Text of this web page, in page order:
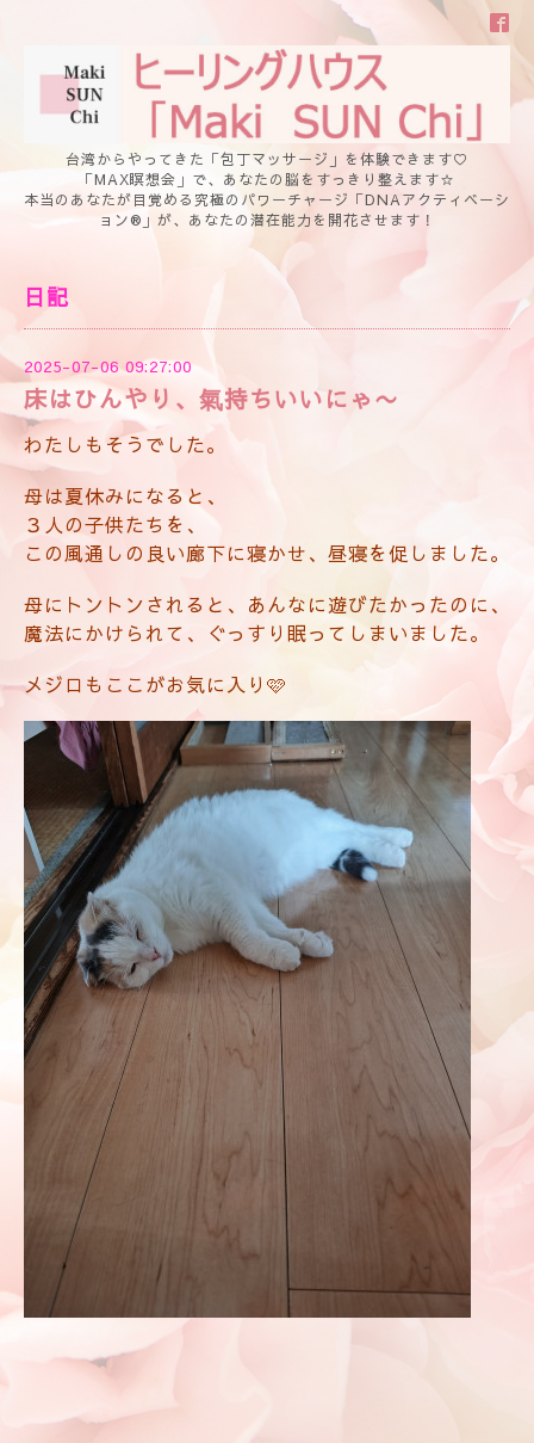
台湾からやってきた「包丁マッサージ」を体験できます♡
「MAX瞑想会」で、あなたの脳をすっきり整えます☆
本当のあなたが目覚める究極のパワーチャージ「DNAアクティベーシ
ョン®」が、あなたの潜在能力を開花させます！
日記
2025-07-06 09:27:00
床はひんやり、氣持ちいいにゃ〜
わたしもそうでした。
母は夏休みになると、
３人の子供たちを、
この風通しの良い廊下に寝かせ、昼寝を促しました。
母にトントンされると、あんなに遊びたかったのに、
魔法にかけられて、ぐっすり眠ってしまいました。
メジロもここがお気に入り🩷